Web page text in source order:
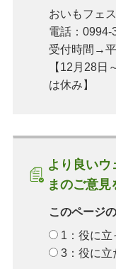
おいもフェ
電話：0994-
受付時間→
【12月28日
は休み】
より良いウ
まのご意
このページ
1：役に立
3：役に立